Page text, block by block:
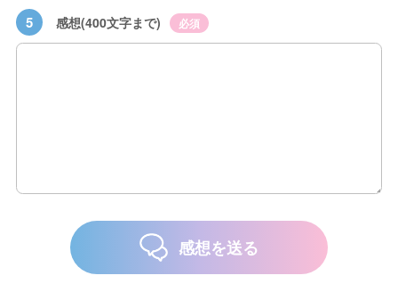
5 感想(400文字まで) 必須
感想を送る